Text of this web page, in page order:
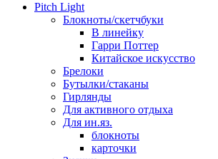
Pitch Light
Блокноты/скетчбуки
В линейку
Гарри Поттер
Китайское искусство
Брелоки
Бутылки/стаканы
Гирлянды
Для активного отдыха
Для ин.яз.
блокноты
карточки